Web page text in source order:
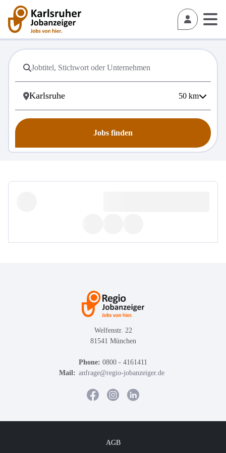
50 km
Jobs finden
Welfenstr. 22
81541 München
Phone: 0800 - 4161411
Mail: anfrage@regio-jobanzeiger.de
AGB